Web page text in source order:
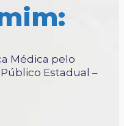
Médica pelo
Estadual –